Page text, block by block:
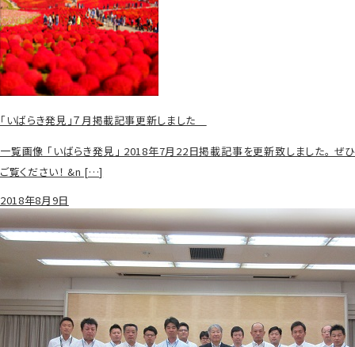
「いばらき発見」７月掲載記事更新しました
一覧画像 「いばらき発見」 2018年7月22日掲載記事を更新致しました。 ぜひ
ご覧ください！ &n […]
2018年8月9日